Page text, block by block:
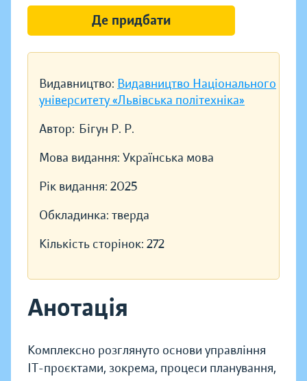
Видавництво: Видавництво Національного
університету «Львівська політехніка»
Автор: Бігун Р. Р.
Мова видання: Українська мова
Рік видання: 2025
Обкладинка: тверда
Кількість сторінок: 272
Анотація
Комплексно розглянуто основи управління
ІТ-проєктами, зокрема, процеси планування,
Де придбати